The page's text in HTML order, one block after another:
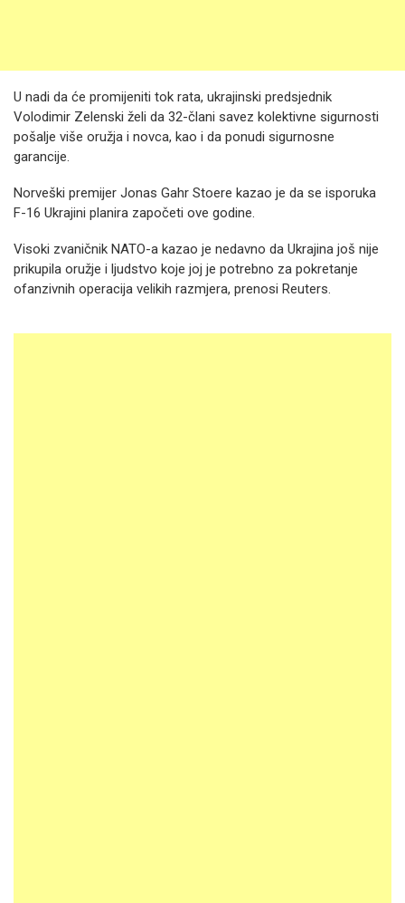
U nadi da će promijeniti tok rata, ukrajinski predsjednik
Volodimir Zelenski želi da 32-člani savez kolektivne sigurnosti
pošalje više oružja i novca, kao i da ponudi sigurnosne
garancije.
Norveški premijer Jonas Gahr Stoere kazao je da se isporuka
F-16 Ukrajini planira započeti ove godine.
Visoki zvaničnik NATO-a kazao je nedavno da Ukrajina još nije
prikupila oružje i ljudstvo koje joj je potrebno za pokretanje
ofanzivnih operacija velikih razmjera, prenosi Reuters.